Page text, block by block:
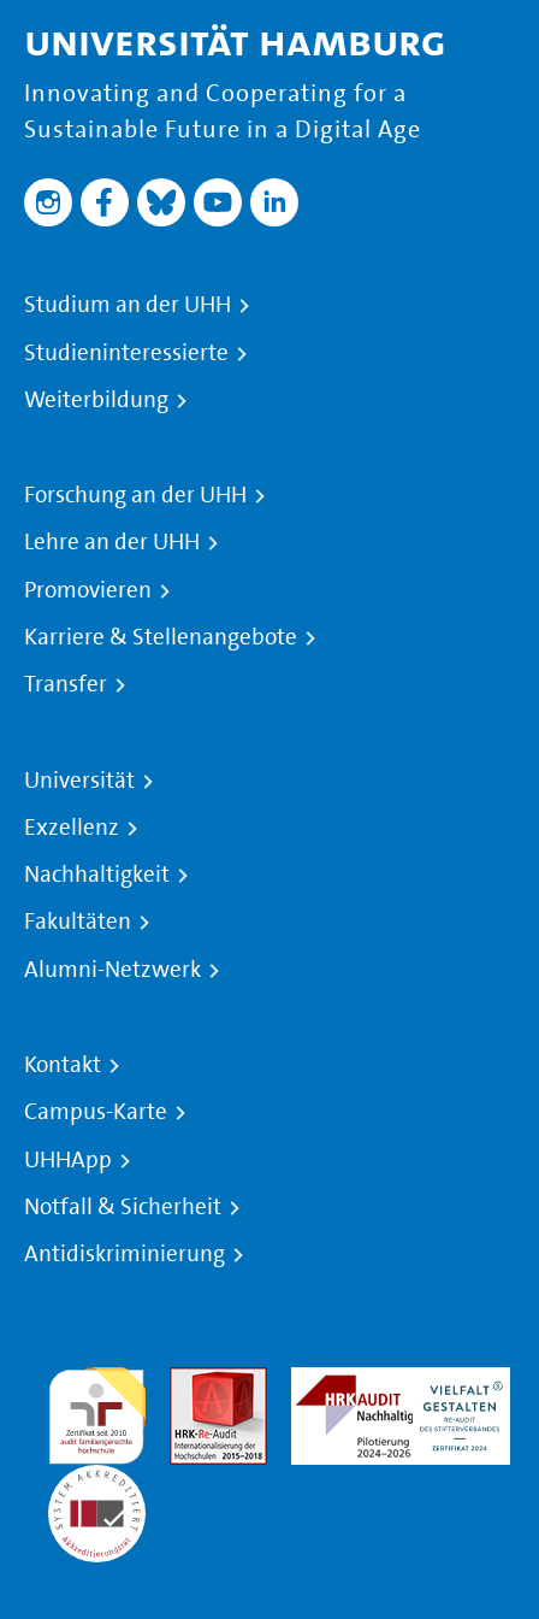
Universität Hamburg
Innovating and Cooperating for a
Sustainable Future in a Digital Age
Studium an der UHH
Studieninteressierte
Weiterbildung
Forschung an der UHH
Lehre an der UHH
Promovieren
Karriere & Stellenangebote
Transfer
Universität
Exzellenz
Nachhaltigkeit
Fakultäten
Alumni-Netzwerk
Kontakt
Campus-Karte
UHHApp
Notfall & Sicherheit
Antidiskriminierung